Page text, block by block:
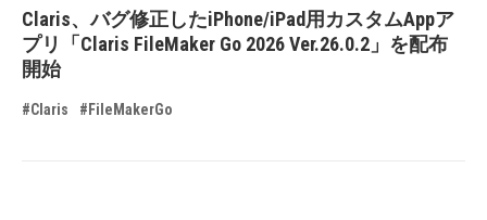
Claris、バグ修正したiPhone/iPad用カスタムAppア
プリ「Claris FileMaker Go 2026 Ver.26.0.2」を配布
開始
#Claris #FileMakerGo